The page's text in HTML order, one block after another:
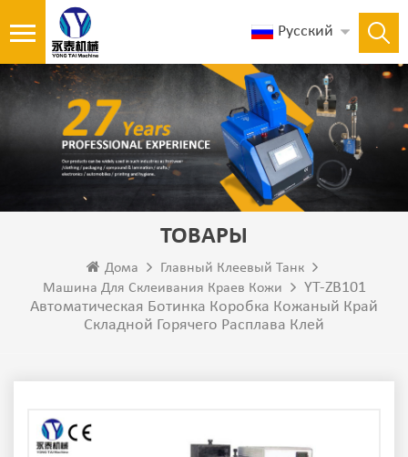
Русский
ТОВАРЫ
Дома
Главный Клеевый Танк
Машина Для Склеивания Краев Кожи
YT-ZB101
Автоматическая Ботинка Коробка Кожаный Край
Складной Горячего Расплава Клей